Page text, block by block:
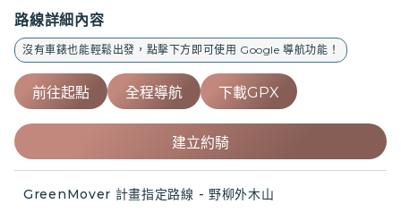
路線詳細內容
沒有車錶也能輕鬆出發，點擊下方即可使用 Google 導航功能！
前往起點 全程導航 下載GPX
建立約騎
GreenMover 計畫指定路線 - 野柳外木山